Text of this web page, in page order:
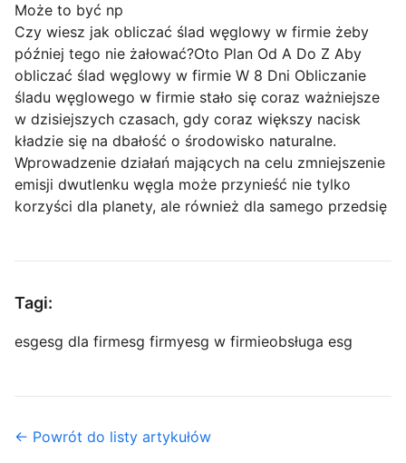
Może to być np
Czy wiesz jak obliczać ślad węglowy w firmie żeby
później tego nie żałować?Oto Plan Od A Do Z Aby
obliczać ślad węglowy w firmie W 8 Dni Obliczanie
śladu węglowego w firmie stało się coraz ważniejsze
w dzisiejszych czasach, gdy coraz większy nacisk
kładzie się na dbałość o środowisko naturalne.
Wprowadzenie działań mających na celu zmniejszenie
emisji dwutlenku węgla może przynieść nie tylko
korzyści dla planety, ale również dla samego przedsię
Tagi:
esgesg dla firmesg firmyesg w firmieobsługa esg
← Powrót do listy artykułów